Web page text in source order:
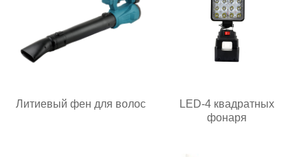
Литиевый фен для волос
LED-4 квадратных
фонаря